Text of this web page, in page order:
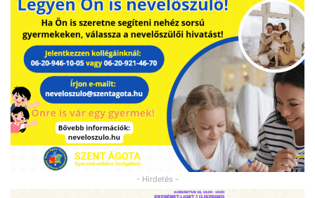
- Hirdetés -